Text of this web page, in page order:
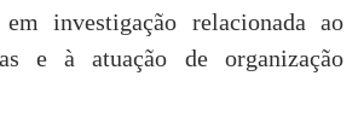
investigação relacionada ao
e à atuação de organização